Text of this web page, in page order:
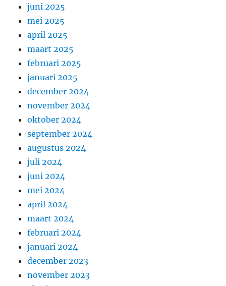
juni 2025
mei 2025
april 2025
maart 2025
februari 2025
januari 2025
december 2024
november 2024
oktober 2024
september 2024
augustus 2024
juli 2024
juni 2024
mei 2024
april 2024
maart 2024
februari 2024
januari 2024
december 2023
november 2023